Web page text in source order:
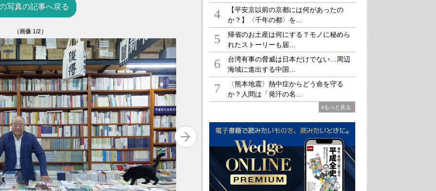
写真の記事へ戻る
（画像1/2）
読者から頼まれ、嗜好に合いそうな本を選ぶ劉蘇里氏（左）
4
【平安京以前の京都には何があったの
か？】〈千年の都〉を…
5
帰省のお土産は何にする？モノに秘めら
れたストーリーも届…
6
台湾有事の脅威は日本だけでない…周辺
海域に進出する中国…
7
〈熊本地震〉熱中症からどう命を守る
か？人間は「発汗の名…
»もっと見る